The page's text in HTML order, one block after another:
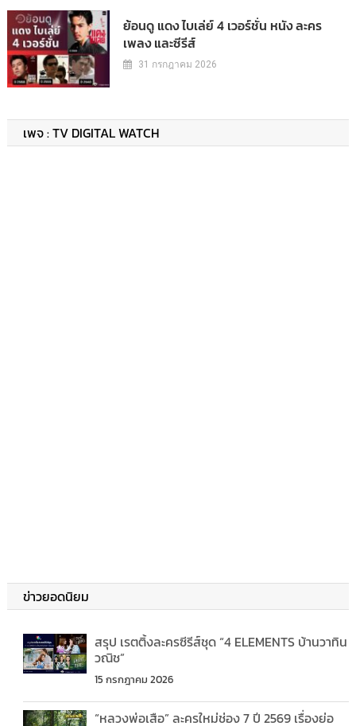
ย้อนดู แดง ไบเล่ย์ 4 เวอร์ชั่น หนัง ละคร
เพลง และซีรีส์
31 กรกฎาคม 2026
เพจ : TV DIGITAL WATCH
ข่าวยอดนิยม
สรุป เรตติ้งละครซีรีส์ชุด “4 ELEMENTS บ้านวาทิน
วณิช”
15 กรกฎาคม 2026
“หลวงพ่อเสือ” ละครใหม่ช่อง 7 ปี 2569 เรื่องย่อ